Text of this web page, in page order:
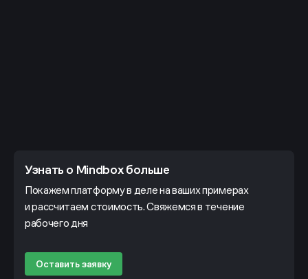
Узнать о Mindbox больше
Покажем платформу в деле на ваших примерах
и рассчитаем стоимость. Свяжемся в течение
рабочего дня
Оставить заявку